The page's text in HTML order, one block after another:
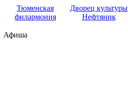
Тюменская
филармония
Дворец культуры
Нефтяник
Афиша